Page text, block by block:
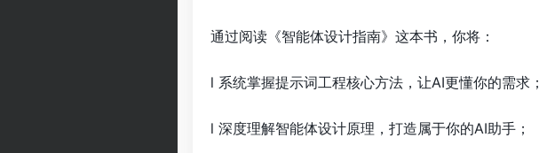
通过阅读《智能体设计指南》这本书，你将：
l 系统掌握提示词工程核心方法，让AI更懂你的需求；
l 深度理解智能体设计原理，打造属于你的AI助手；